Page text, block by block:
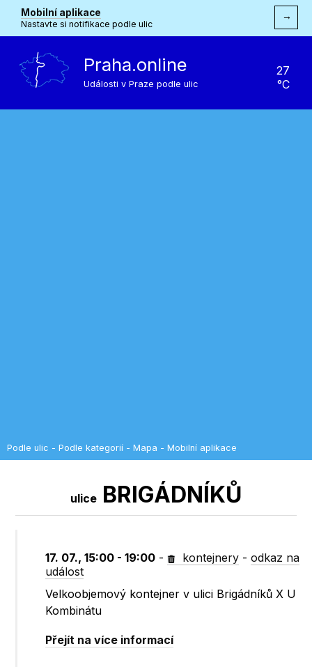
Mobilní aplikace
Nastavte si notifikace podle ulic
→
Praha.online
Události v Praze podle ulic
27
°C
Podle ulic - Podle kategorií - Mapa - Mobilní aplikace
ulice BRIGÁDNÍKŮ
17. 07., 15:00 - 19:00 - kontejnery -odkaz na
událost
Velkoobjemový kontejner v ulici Brigádníků X U
Kombinátu
Přejít na více informací